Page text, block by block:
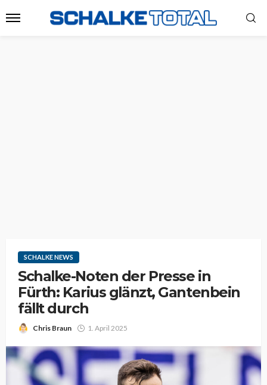
SCHALKE NEWS
Schalke-Noten der Presse in
Fürth: Karius glänzt, Gantenbein
fällt durch
Chris Braun 1. April 2025